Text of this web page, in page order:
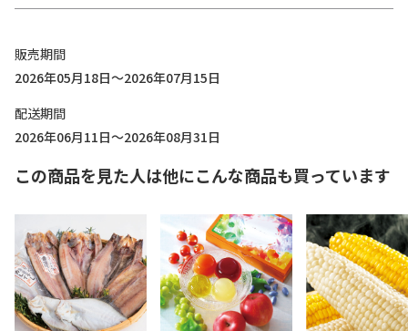
販売期間
2026年05月18日～2026年07月15日
配送期間
2026年06月11日～2026年08月31日
この商品を見た人は他にこんな商品も買っています